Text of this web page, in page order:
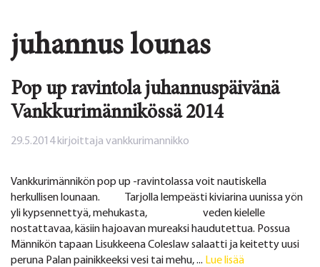
juhannus lounas
Pop up ravintola juhannuspäivänä
Vankkurimännikössä 2014
29.5.2014 kirjoittaja vankkurimannikko
Vankkurimännikön pop up -ravintolassa voit nautiskella
herkullisen lounaan. Tarjolla lempeästi kiviarina uunissa yön
yli kypsennettyä, mehukasta, veden kielelle
nostattavaa, käsiin hajoavan mureaksi haudutettua. Possua
Männikön tapaan Lisukkeena Coleslaw salaatti ja keitetty uusi
peruna Palan painikkeeksi vesi tai mehu, ... Lue lisää